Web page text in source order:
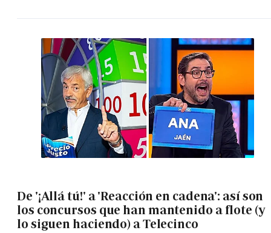
De '¡Allá tú!' a 'Reacción en cadena': así son
los concursos que han mantenido a flote (y
lo siguen haciendo) a Telecinco